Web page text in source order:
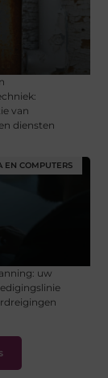
van
diensten
EN COMPUTERS
uw